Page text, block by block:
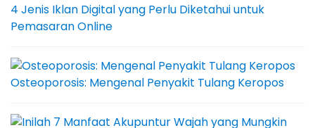
4 Jenis Iklan Digital yang Perlu Diketahui untuk
Pemasaran Online
Osteoporosis: Mengenal Penyakit Tulang Keropos